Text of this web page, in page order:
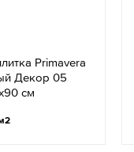
Primavera
Декор 05
см